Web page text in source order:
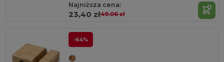
Najniższa cena:
23,40 zł49,06 zł
-64%